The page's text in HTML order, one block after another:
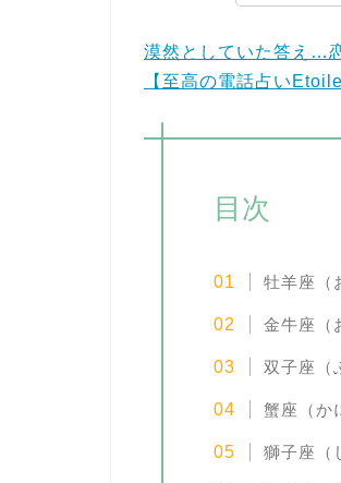
漠然としていた答え…
【至高の電話占い
目次
牡羊座（
金牛座（
双子座（
蟹座（か
獅子座（